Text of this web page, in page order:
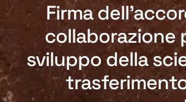
Firma
collaborazione
sviluppo della